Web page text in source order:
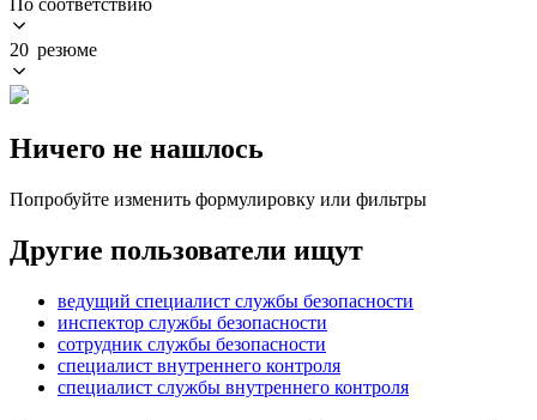
20 резюме
Ничего не нашлось
Попробуйте изменить формулировку или фильтры
Другие пользователи ищут
ведущий специалист службы безопасности
инспектор службы безопасности
сотрудник службы безопасности
специалист внутреннего контроля
специалист службы внутреннего контроля